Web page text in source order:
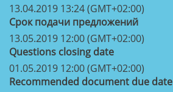
13.04.2019 13:24 (GMT+02:00)
Срок подачи предложений
13.05.2019 12:00 (GMT+02:00)
Questions closing date
01.05.2019 12:00 (GMT+02:00)
Recommended document due date